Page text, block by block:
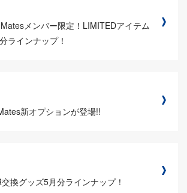
メンバー限定！LIMITEDアイテム
ラインナップ！
新オプションが登場!!
換グッズ5月分ラインナップ！